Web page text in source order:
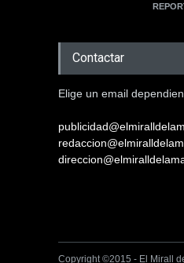
Contactar
Elige un email
Copyright ©2015 - El Mirall